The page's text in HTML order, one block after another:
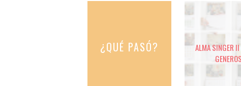
¿QUÉ PASÓ?
ALMA SINGER